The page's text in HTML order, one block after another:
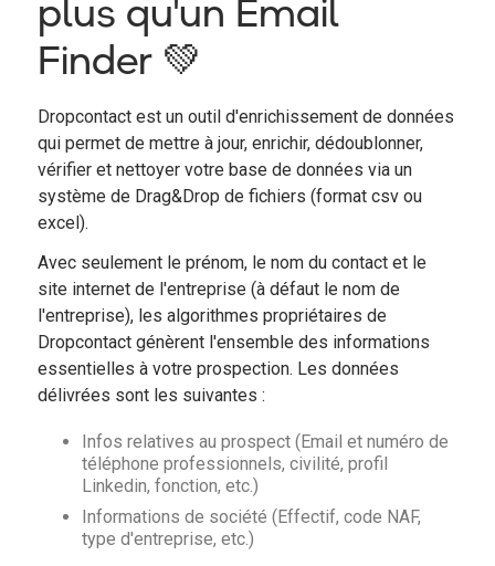
Finder 💚
Dropcontact est un outil d'enrichissement de données
qui permet de mettre à jour, enrichir, dédoublonner,
vérifier et nettoyer votre base de données via un
système de Drag&Drop de fichiers (format csv ou
excel).
Avec seulement le prénom, le nom du contact et le
site internet de l'entreprise (à défaut le nom de
l'entreprise), les algorithmes propriétaires de
Dropcontact génèrent l'ensemble des informations
essentielles à votre prospection. Les données
délivrées sont les suivantes :
Infos relatives au prospect (Email et numéro de
téléphone professionnels, civilité, profil
Linkedin, fonction, etc.)
Informations de société (Effectif, code NAF,
type d'entreprise, etc.)